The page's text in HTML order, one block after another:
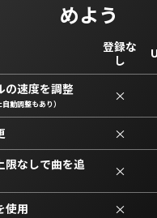
めよう
登録な
し
の速度を調整
動調整もあり） ×
×
限なしで曲を追
×
使用 ×